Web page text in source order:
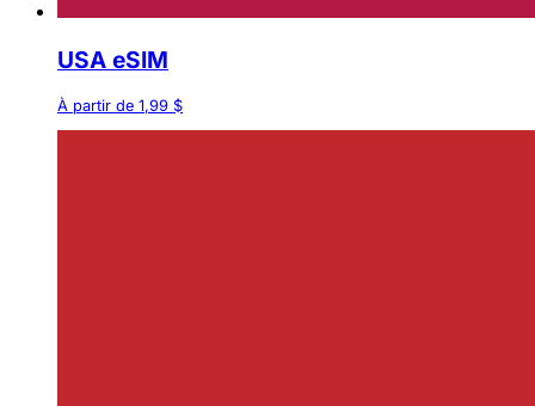
USA eSIM
À partir de 1,99 $